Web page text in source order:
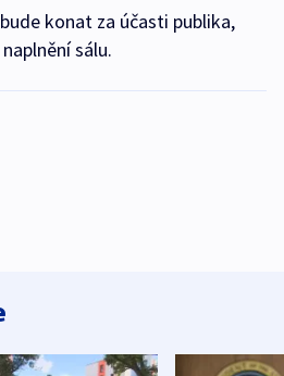
konat za účasti publika,
sálu.